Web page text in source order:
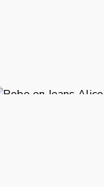
SEQUIN - BLEU